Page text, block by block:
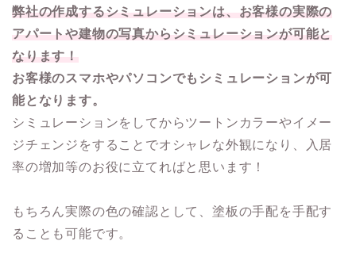
弊社の作成するシミュレーションは、お客様の実際の
アパートや建物の写真からシミュレーションが可能と
なります！
お客様のスマホやパソコンでもシミュレーションが可
能となります。
シミュレーションをしてからツートンカラーやイメー
ジチェンジをすることでオシャレな外観になり、入居
率の増加等のお役に立てればと思います！
もちろん実際の色の確認として、塗板の手配を手配す
ることも可能です。